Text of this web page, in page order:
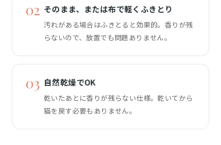
02 そのまま、または布で軽くふきとり
汚れがある場合はふきとると効果的。香りが残
らないので、放置でも問題ありません。
03 自然乾燥でOK
乾いたあとに香りが残らない仕様。乾いてから
猫を戻す必要もありません。